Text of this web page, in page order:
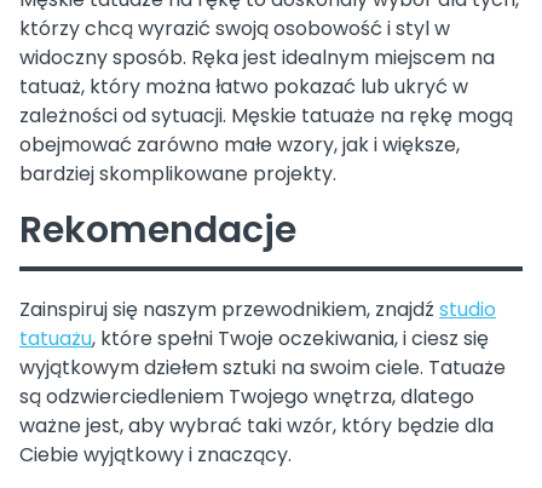
którzy chcą wyrazić swoją osobowość i styl w
widoczny sposób. Ręka jest idealnym miejscem na
tatuaż, który można łatwo pokazać lub ukryć w
zależności od sytuacji. Męskie tatuaże na rękę mogą
obejmować zarówno małe wzory, jak i większe,
bardziej skomplikowane projekty.
Rekomendacje
Zainspiruj się naszym przewodnikiem, znajdź studio
tatuażu, które spełni Twoje oczekiwania, i ciesz się
wyjątkowym dziełem sztuki na swoim ciele. Tatuaże
są odzwierciedleniem Twojego wnętrza, dlatego
ważne jest, aby wybrać taki wzór, który będzie dla
Ciebie wyjątkowy i znaczący.